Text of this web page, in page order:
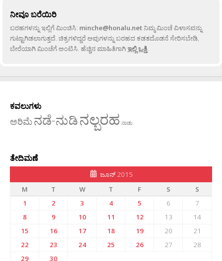
ನೀವೂ ಬರೆಯಿರಿ
ಬರಹಗಳನ್ನು ಇಲ್ಲಿಗೆ ಮಿಂಚಿಸಿ: minche@honalu.netನಿಮ್ಮ ಮಿಂಚೆ ವಿಳಾಸವನ್ನು
ಗುಟ್ಟಾಗಿಡಲಾಗುತ್ತದೆ. ಚಿತ್ರಗಳಿದ್ದರೆ ಅವುಗಳನ್ನು ಬರಹದ ಕಡತದೊಡನೆ ಸೇರಿಸಬೇಡಿ,
ಬೇರೆಯಾಗಿ ಮಿಂಚೆಗೆ ಅಂಟಿಸಿ. ಹೆಚ್ಚಿನ ಮಾಹಿತಿಗಾಗಿಇಲ್ಲಿ ಒತ್ತಿ.
ಕವಲುಗಳು
ಅರಿಮೆನಡೆ-ನುಡಿನಲ್ಬರಹ ನಾಡು
ತೇದಿಮಣೆ
ಜೂನ್ 2015
M
T W T F S
S
1
2 3 4 5 6
7
8
9 10 11 12 13
14
15
16 17 18 19 20
21
22
23 24 25 26 27
28
29
30